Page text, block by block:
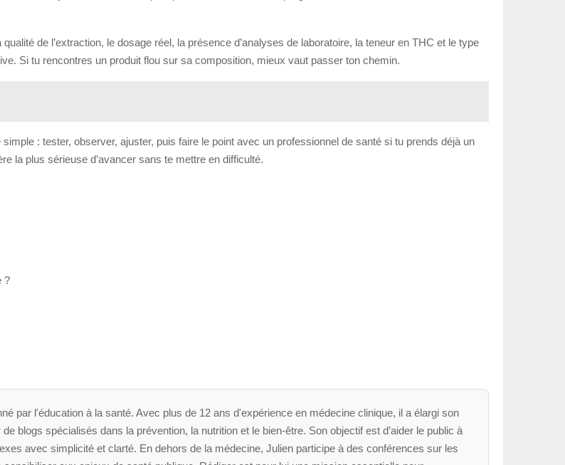
de l’extraction, le dosage réel, la présence d’analyses de laboratoire, la teneur en THC et le type
Si tu rencontres un produit flou sur sa composition, mieux vaut passer ton chemin.
: tester, observer, ajuster, puis faire le point avec un professionnel de santé si tu prends déjà un
la plus sérieuse d’avancer sans te mettre en difficulté.
?
par l'éducation à la santé. Avec plus de 12 ans d'expérience en médecine clinique, il a élargi son
blogs spécialisés dans la prévention, la nutrition et le bien-être. Son objectif est d’aider le public à
avec simplicité et clarté. En dehors de la médecine, Julien participe à des conférences sur les